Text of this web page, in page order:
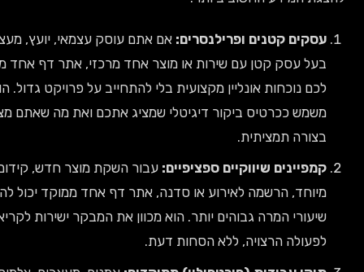
קטנים ופרילנסרים:אם אתם עוסק עצמאי, יועץ, מעצב, או
עסק קטן עם שירות או מוצר אחד מרכזי, אתר דף אחד מספק
נוכחות אונליין מקצועית בלי להתחייב על פרויקט גדול. הוא
ככרטיס ביקור דיגיטלי שמציג אתכם ואת מה שאתם מציעים
תמציתית.
שיווקיים ספציפיים:עבור השקת מוצר חדש, קידום מבצע
הרשמה לאירוע או סדנה, אתר דף אחד ממוקד יכול להשיג
המרה גבוהים יותר. הוא מכוון את המבקר ישירות לקריאה
הרצויה, ללא הסחות דעת.